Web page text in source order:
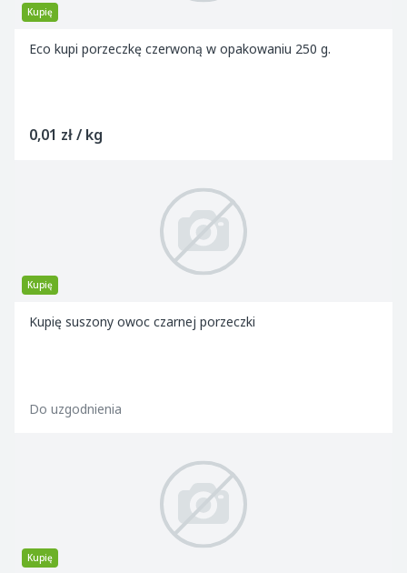
Kupię
Eco kupi porzeczkę czerwoną w opakowaniu 250 g.
0,01 zł / kg
Kupię
Kupię suszony owoc czarnej porzeczki
Do uzgodnienia
Kupię